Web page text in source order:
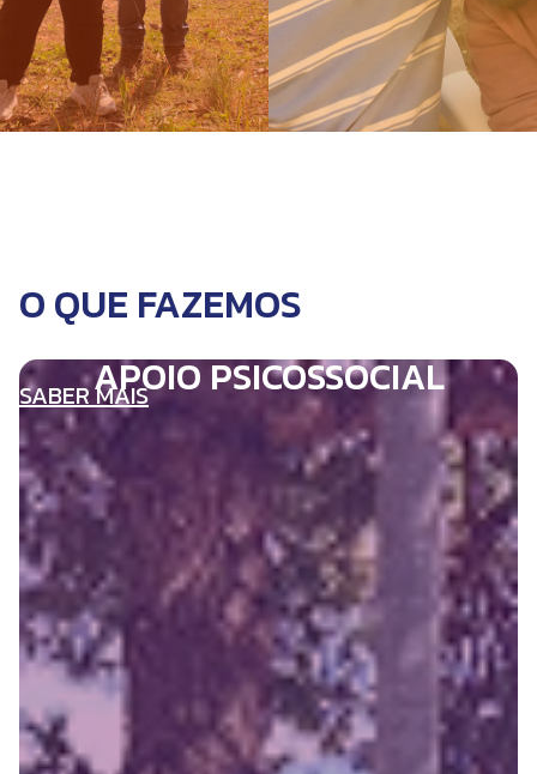
O QUE FAZEMOS
APOIO PSICOSSOCIAL
SABER MAIS